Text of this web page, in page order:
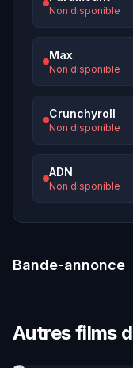
Non disponible
Max
Non disponible
Crunchyroll
Non disponible
ADN
Non disponible
Bande-annonce
Autres films